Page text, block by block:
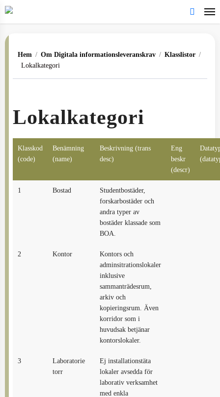
Skip
to
main
content
search
Hem / Om Digitala informationsleveranskrav / Klasslistor /
Lokalkategori
Lokalkategori
Klasskod
(code)
Benämning
(name)
Beskrivning (trans
desc)
Eng
beskr
(descr)
1 Bostad
Studentbostäder,
forskarbostäder och
andra typer av
bostäder klassade som
BOA.
2 Kontor
Kontors och
adminsitrationslokaler
inklusive
sammanträdesrum,
arkiv och
kopieringsrum. Även
korridor som i
huvudsak betjänar
kontorslokaler.
3
Laboratorie
torr
Ej installationstäta
lokaler avsedda för
laborativ verksamhet
med enkla